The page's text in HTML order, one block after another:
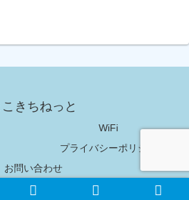
こきちねっと
WiFi
プライバシーポリシー
お問い合わせ
まこきちねっと All Rights Reserved.